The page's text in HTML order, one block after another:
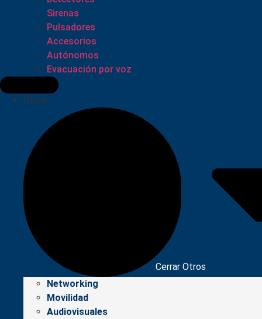
Sirenas
Pulsadores
Accesorios
Autónomos
Evacuación por voz
Otros
Cerrar Otros
Networking
Movilidad
Audiovisuales